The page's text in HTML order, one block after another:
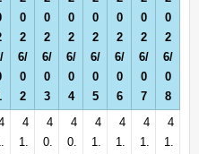
0
2
6/
0
2
0
2
6/
0
3
0
2
6/
0
4
0
2
6/
0
5
0
2
6/
0
6
0
2
6/
0
7
0
2
6/
0
8
4
1.
4
0.
4
0.
4
1.
4
1.
4
1.
4
1.